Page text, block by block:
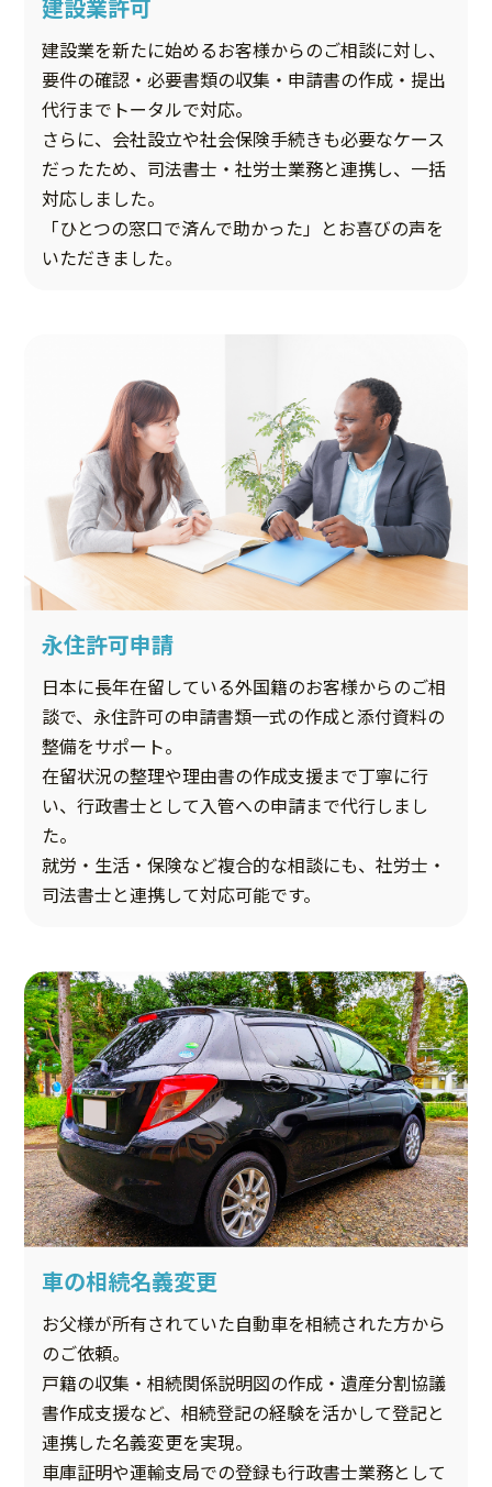
建設業許可
建設業を新たに始めるお客様からのご相談に対し、
要件の確認・必要書類の収集・申請書の作成・提出
代行までトータルで対応。
さらに、会社設立や社会保険手続きも必要なケース
だったため、司法書士・社労士業務と連携し、一括
対応しました。
「ひとつの窓口で済んで助かった」とお喜びの声を
いただきました。
永住許可申請
日本に長年在留している外国籍のお客様からのご相
談で、永住許可の申請書類一式の作成と添付資料の
整備をサポート。
在留状況の整理や理由書の作成支援まで丁寧に行
い、行政書士として入管への申請まで代行しまし
た。
就労・生活・保険など複合的な相談にも、社労士・
司法書士と連携して対応可能です。
車の相続名義変更
お父様が所有されていた自動車を相続された方から
のご依頼。
戸籍の収集・相続関係説明図の作成・遺産分割協議
書作成支援など、相続登記の経験を活かして登記と
連携した名義変更を実現。
車庫証明や運輸支局での登録も行政書士業務として